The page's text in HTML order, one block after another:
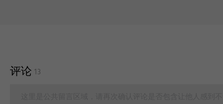
评论 13